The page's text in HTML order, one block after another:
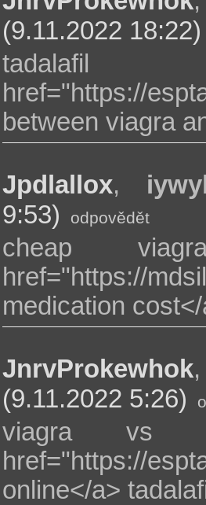
(9.11.2022 18:22)
tadalafil
href="https://
between viagra
Jpdlallox,
9:53)
odpovědět
cheap
href="https://
medication
JnrvProkewhok
(9.11.2022 5:26)
viagra vs
href="https://
online</a>